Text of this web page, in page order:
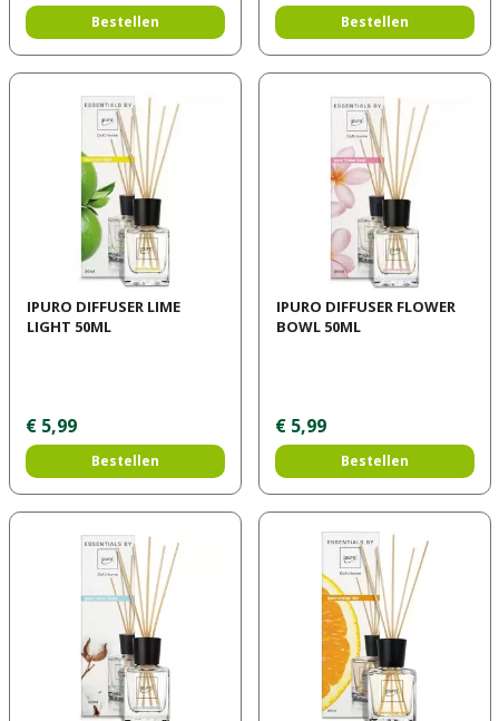
Bestellen Bestellen
IPURO DIFFUSER LIME
LIGHT 50ML
€ 5,99
Bestellen
IPURO DIFFUSER FLOWER
BOWL 50ML
€ 5,99
Bestellen